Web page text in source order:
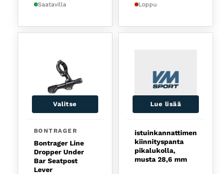
Saatavilla Loppu
Valitse
BONTRAGER
Bontrager Line
Dropper Under
Bar Seatpost
Lever
Lue lisää
istuinkannattimen
kiinnityspanta
pikalukolla,
musta 28,6 mm